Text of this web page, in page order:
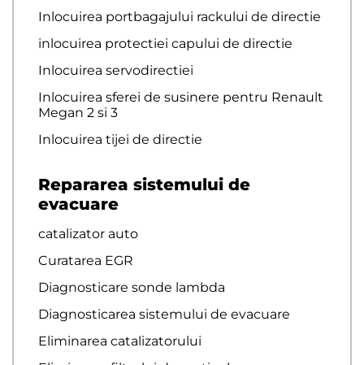
Inlocuirea portbagajului rackului de directie
inlocuirea protectiei capului de directie
Inlocuirea servodirectiei
Inlocuirea sferei de susinere pentru Renault
Megan 2 si 3
Inlocuirea tijei de directie
Repararea sistemului de
evacuare
catalizator auto
Curatarea EGR
Diagnosticare sonde lambda
Diagnosticarea sistemului de evacuare
Eliminarea catalizatorului